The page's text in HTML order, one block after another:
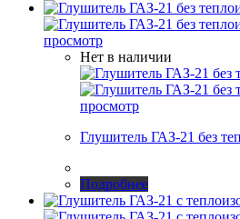
просмотр
Нет в наличии
просмотр
Глушитель ГАЗ-21 без
Подробнее